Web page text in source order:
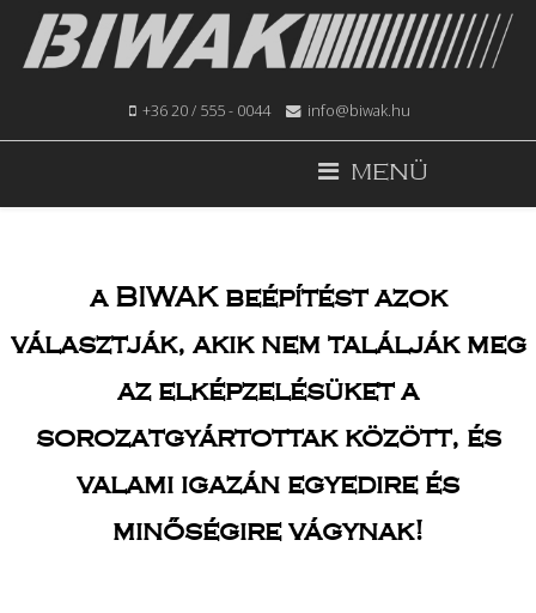
+36 20 / 555 - 0044 info@biwak.hu
MENÜ
a BIWAK beépítést azok
választják, akik nem találják meg
az elképzelésüket a
sorozatgyártottak között, és
valami igazán egyedire és
minőségire vágynak!